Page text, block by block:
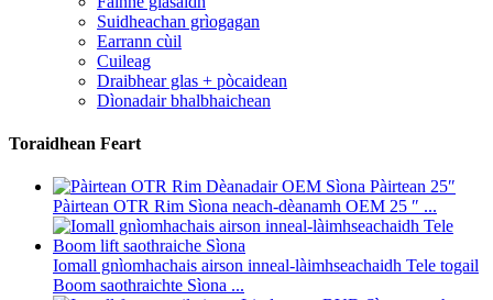
Suidheachan grìogagan
Earrann cùil
Cuileag
Draibhear glas + pòcaidean
Dìonadair bhalbhaichean
Toraidhean Feart
Pàirtean OTR Rim Sìona neach-dèanamh OEM 25 ″ ...
Iomall gnìomhachais airson inneal-làimhseachaidh Tele togail
Boom saothraichte Sìona ...